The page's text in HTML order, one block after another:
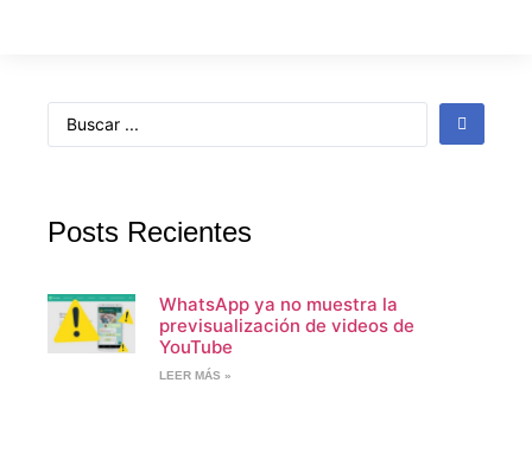
Posts Recientes
WhatsApp ya no muestra la
previsualización de videos de
YouTube
LEER MÁS »